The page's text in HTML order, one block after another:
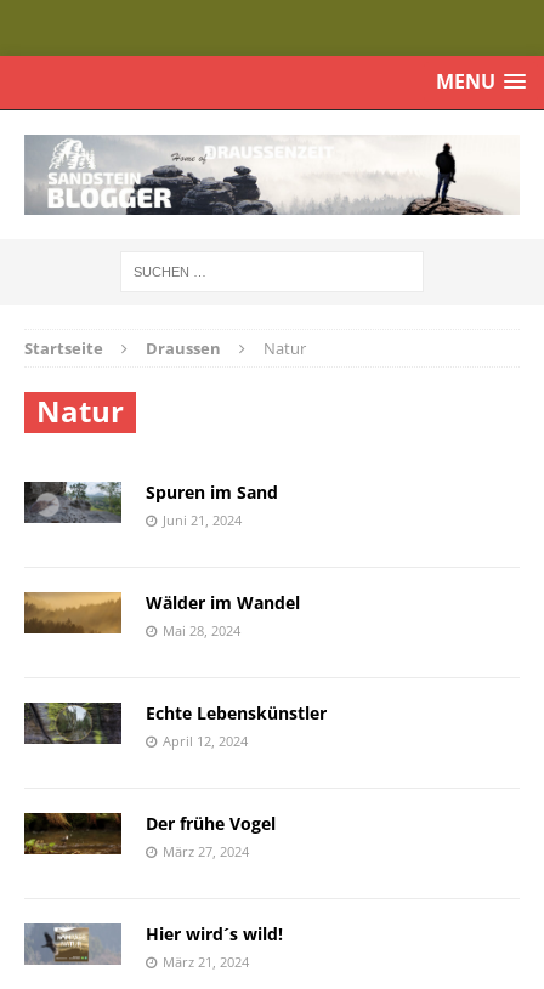
MENU
Startseite Draussen Natur
Natur
Spuren im Sand
Juni 21, 2024
Wälder im Wandel
Mai 28, 2024
Echte Lebenskünstler
April 12, 2024
Der frühe Vogel
März 27, 2024
Hier wird´s wild!
März 21, 2024